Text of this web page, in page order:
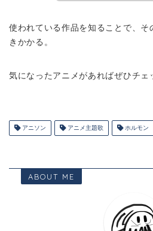
使われている作品を知ることで、そ
きかかる。
気になったアニメがあればぜひチェ
アニソン アニメ主題歌 ホルモン
ABOUT ME